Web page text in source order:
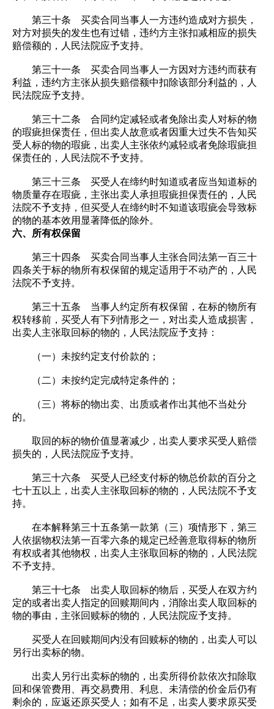
第三十条 买卖合同当事人一方违约造成对方损失，
对方对损失的发生也有过错，违约方主张扣减相应的损失
赔偿额的，人民法院应予支持。
第三十一条 买卖合同当事人一方因对方违约而获有
利益，违约方主张从损失赔偿额中扣除该部分利益的，人
民法院应予支持。
第三十二条 合同约定减轻或者免除出卖人对标的物
的瑕疵担保责任，但出卖人故意或者因重大过失不告知买
受人标的物的瑕疵，出卖人主张依约减轻或者免除瑕疵担
保责任的，人民法院不予支持。
第三十三条 买受人在缔约时知道或者应当知道标的
物质量存在瑕疵，主张出卖人承担瑕疵担保责任的，人民
法院不予支持，但买受人在缔约时不知道该瑕疵会导致标
的物的基本效用显著降低的除外。
六、所有权保留
第三十四条 买卖合同当事人主张合同法第一百三十
四条关于标的物所有权保留的规定适用于不动产的，人民
法院不予支持。
第三十五条 当事人约定所有权保留，在标的物所有
权转移前，买受人有下列情形之一，对出卖人造成损害，
出卖人主张取回标的物的，人民法院应予支持：
（一）未按约定支付价款的；
（二）未按约定完成特定条件的；
（三）将标的物出卖、出质或者作出其他不当处分
的。
取回的标的物价值显著减少，出卖人要求买受人赔偿
损失的，人民法院应予支持。
第三十六条 买受人已经支付标的物总价款的百分之
七十五以上，出卖人主张取回标的物的，人民法院不予支
持。
在本解释第三十五条第一款第（三）项情形下，第三
人依据物权法第一百零六条的规定已经善意取得标的物所
有权或者其他物权，出卖人主张取回标的物的，人民法院
不予支持。
第三十七条 出卖人取回标的物后，买受人在双方约
定的或者出卖人指定的回赎期间内，消除出卖人取回标的
物的事由，主张回赎标的物的，人民法院应予支持。
买受人在回赎期间内没有回赎标的物的，出卖人可以
另行出卖标的物。
出卖人另行出卖标的物的，出卖所得价款依次扣除取
回和保管费用、再交易费用、利息、未清偿的价金后仍有
剩余的，应返还原买受人；如有不足，出卖人要求原买受